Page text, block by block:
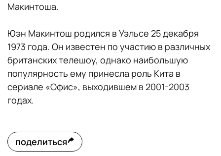
Макинтоша.
Юэн Макинтош родился в Уэльсе 25 декабря
1973 года. Он известен по участию в различных
британских телешоу, однако наибольшую
популярность ему принесла роль Кита в
сериале «Офис», выходившем в 2001-2003
годах.
поделиться